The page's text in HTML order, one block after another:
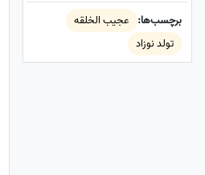
برچسب‌ها: عجیب الخلقه
تولد نوزاد